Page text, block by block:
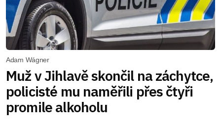
Adam Wágner
Muž v Jihlavě skončil na záchytce,
policisté mu naměřili přes čtyři
promile alkoholu